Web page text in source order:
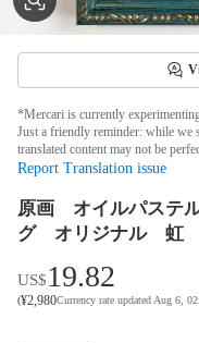
*Mercari is currently
Just a friendly reminder: while we
translated content may not be
Report Translation issue
原画 オイルパステ
グ オリジナル 虹
US$19.82
(¥2,980Currency rate updated Aug 6,